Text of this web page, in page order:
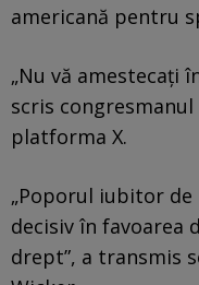
americană pentru
„Nu vă amestecați
scris
platforma X.
„Poporul iubitor
decisiv în favoarea
drept”, a transmis